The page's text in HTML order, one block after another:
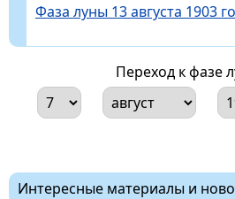
Фаза луны 13 августа 1903
Переход к фазе
Интересные материалы и